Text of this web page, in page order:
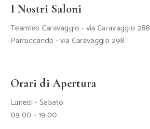
I Nostri Saloni
Teamleo Caravaggio - via Caravaggio 288
Parruccando - via Caravaggio 298
Orari di Apertura
Lunedi - Sabato
09:00 - 19:00